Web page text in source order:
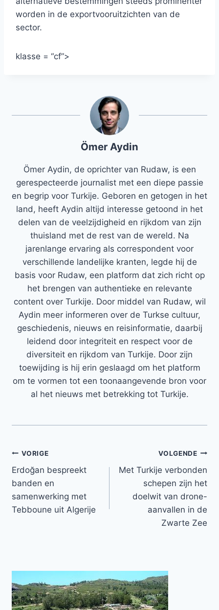
worden in de exportvooruitzichten van de
sector.
klasse = “cf”>
Ömer Aydin
Ömer Aydin, de oprichter van Rudaw, is een
gerespecteerde journalist met een diepe passie
en begrip voor Turkije. Geboren en getogen in het
land, heeft Aydin altijd interesse getoond in het
delen van de veelzijdigheid en rijkdom van zijn
thuisland met de rest van de wereld. Na
jarenlange ervaring als correspondent voor
verschillende landelijke kranten, legde hij de
basis voor Rudaw, een platform dat zich richt op
het brengen van authentieke en relevante
content over Turkije. Door middel van Rudaw, wil
Aydin meer informeren over de Turkse cultuur,
geschiedenis, nieuws en reisinformatie, daarbij
leidend door integriteit en respect voor de
diversiteit en rijkdom van Turkije. Door zijn
toewijding is hij erin geslaagd om het platform
om te vormen tot een toonaangevende bron voor
al het nieuws met betrekking tot Turkije.
Bericht
navigatie
VORIGE
Erdoğan bespreekt
banden en
samenwerking met
Tebboune uit Algerije
VOLGENDE
Met Turkije verbonden
schepen zijn het
doelwit van drone-
aanvallen in de
Zwarte Zee